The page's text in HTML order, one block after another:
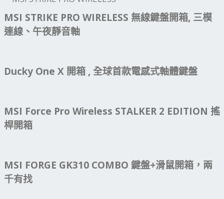
MSI STRIKE PRO WIRELESS 無線鍵盤開箱, 三模
連線、午夜靜音軸
Ducky One X 開箱 , 全球首款電感式軸體鍵盤
MSI Force Pro Wireless STALKER 2 EDITION 搖
桿開箱
MSI FORGE GK310 COMBO 鍵盤+滑鼠開箱，兩
千有找